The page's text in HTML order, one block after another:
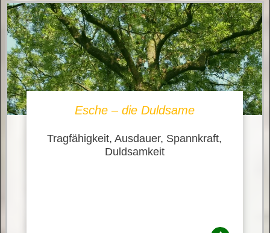
Esche – die Duldsame
Tragfähigkeit, Ausdauer, Spannkraft,
Duldsamkeit